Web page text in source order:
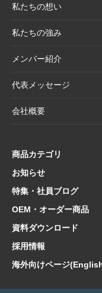
2025.3.14
2025.2.5
在庫限
紙・型
2025.1.21
【新商
2025.1.10
【新商
れる
私たちの想い
私たちの強み
メンバー紹介
代表メッセージ
会社概要
商品カテゴリ
お知らせ
特集・社員ブログ
OEM・オーダー商品
資料ダウンロード
採用情報
海外向けページ